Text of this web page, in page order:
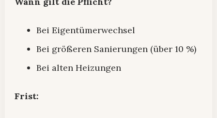
Bei Eigentümerwechsel
Bei größeren Sanierungen (über 10 %)
Bei alten Heizungen
Frist: